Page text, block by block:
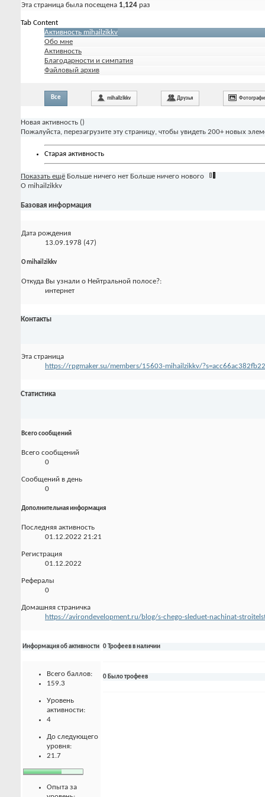
Эта страница была посещена 1,124 раз
Tab Content
Активность mihailzikkv
Обо мне
Активность
Благодарности и симпатия
Файловый архив
Все mihailzikkv Друзья
Новая активность ()
Пожалуйста, перезагрузите эту страницу, чтобы увидеть 200+ новых
Старая активность
Показать ещё Больше ничего нет Больше ничего нового
О mihailzikkv
Базовая информация
Дата рождения
13.09.1978 (47)
О mihailzikkv
Откуда Вы узнали о Нейтральной полосе?:
интернет
Контакты
Эта страница
https://rpgmaker.su/members/15603-mihailzikkv/
Статистика
Всего сообщений
Всего сообщений
0
Сообщений в день
0
Дополнительная информация
Последняя активность
01.12.2022 21:21
Регистрация
01.12.2022
Рефералы
0
Домашняя страничка
https://avirondevelopment.ru/blog/s-chego-sleduet-nachinat-
Информация об активности
Всего баллов:
159.3
Уровень
активности:
4
До следующего
уровня:
21.7
Опыта за
0 Трофеев в наличии
0 Было трофеев